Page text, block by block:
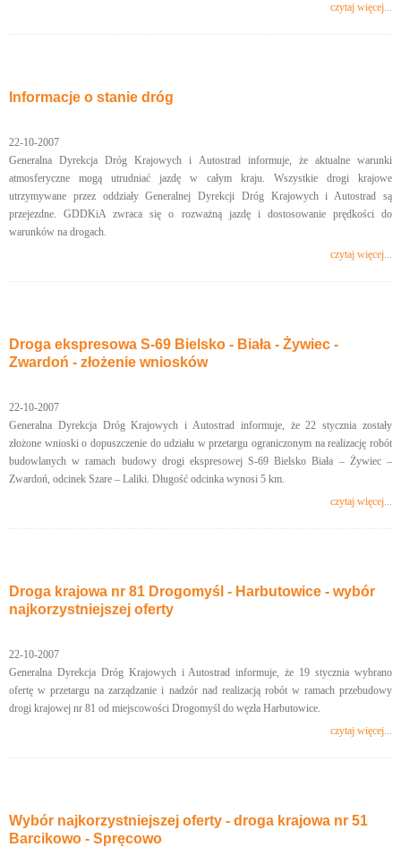
czytaj więcej...
Informacje o stanie dróg
22-10-2007
Generalna Dyrekcja Dróg Krajowych i Autostrad informuje, że aktualne warunki
atmosferyczne mogą utrudniać jazdę w całym kraju. Wszystkie drogi krajowe
utrzymywane przez oddziały Generalnej Dyrekcji Dróg Krajowych i Autostrad są
przejezdne. GDDKiA zwraca się o rozważną jazdę i dostosowanie prędkości do
warunków na drogach.
czytaj więcej...
Droga ekspresowa S-69 Bielsko - Biała - Żywiec -
Zwardoń - złożenie wniosków
22-10-2007
Generalna Dyrekcja Dróg Krajowych i Autostrad informuje, że 22 stycznia zostały
złożone wnioski o dopuszczenie do udziału w przetargu ograniczonym na realizację robót
budowlanych w ramach budowy drogi ekspresowej S-69 Bielsko Biała – Żywiec –
Zwardoń, odcinek Szare – Laliki. Długość odcinka wynosi 5 km.
czytaj więcej...
Droga krajowa nr 81 Drogomyśl - Harbutowice - wybór
najkorzystniejszej oferty
22-10-2007
Generalna Dyrekcja Dróg Krajowych i Autostrad informuje, że 19 stycznia wybrano
ofertę w przetargu na zarządzanie i nadzór nad realizacją robót w ramach przebudowy
drogi krajowej nr 81 od miejscowości Drogomyśl do węzła Harbutowice.
czytaj więcej...
Wybór najkorzystniejszej oferty - droga krajowa nr 51
Barcikowo - Spręcowo